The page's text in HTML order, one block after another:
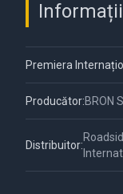
Informații
Premiera
Producător:BRON
Distribuitor: